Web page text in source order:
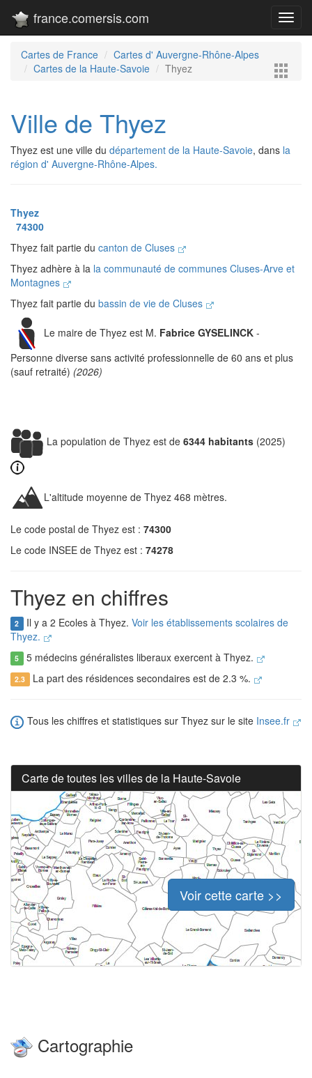
france.comersis.com
Cartes de France
Cartes d' Auvergne-Rhône-Alpes
Cartes de la Haute-Savoie
Thyez
Ville de Thyez
Thyez est une ville du département de la Haute-Savoie, dans la
région d' Auvergne-Rhône-Alpes.
Thyez
74300
Thyez fait partie du canton de Cluses
Thyez adhère à la la communauté de communes Cluses-Arve et
Montagnes
Thyez fait partie du bassin de vie de Cluses
Le maire de Thyez est M. Fabrice GYSELINCK -
Personne diverse sans activité professionnelle de 60 ans et plus
(sauf retraité) (2026)
La population de Thyez est de 6344 habitants (2025)
L'altitude moyenne de Thyez 468 mètres.
Le code postal de Thyez est : 74300
Le code INSEE de Thyez est : 74278
Thyez en chiffres
2 Il y a 2 Ecoles à Thyez. Voir les établissements scolaires de
Thyez.
5 5 médecins généralistes liberaux exercent à Thyez.
2.3 La part des résidences secondaires est de 2.3 %.
Tous les chiffres et statistiques sur Thyez sur le site Insee.fr
Carte de toutes les villes de la Haute-Savoie
Voir cette carte >>
Cartographie